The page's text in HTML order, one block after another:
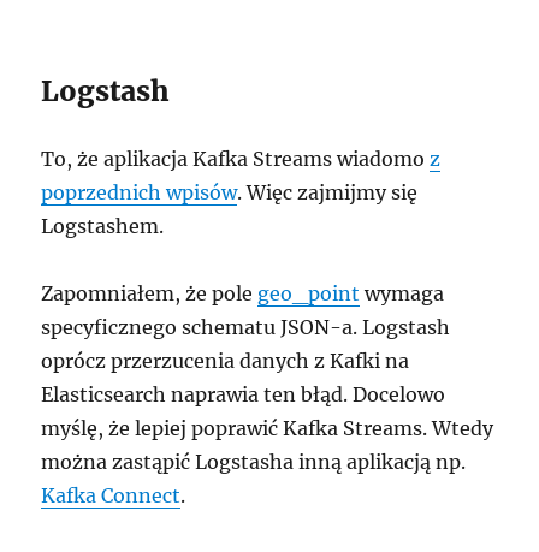
Logstash
To, że aplikacja Kafka Streams wiadomo z
poprzednich wpisów. Więc zajmijmy się
Logstashem.
Zapomniałem, że pole geo_point wymaga
specyficznego schematu JSON-a. Logstash
oprócz przerzucenia danych z Kafki na
Elasticsearch naprawia ten błąd. Docelowo
myślę, że lepiej poprawić Kafka Streams. Wtedy
można zastąpić Logstasha inną aplikacją np.
Kafka Connect.